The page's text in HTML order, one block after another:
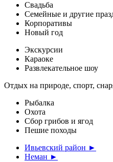
Свадьба
Семейные и другие
Корпоративы
Новый год
Экскурсии
Караоке
Развлекательное шоу
Отдых на природе, спорт,
Рыбалка
Охота
Сбор грибов и ягод
Пешие походы
Ивьевский район ►
Неман ►